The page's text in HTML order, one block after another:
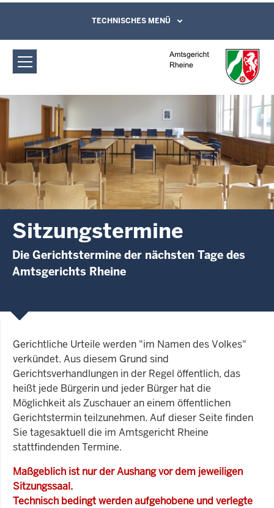
Amtsgericht Rheine: Sitzungstermine
Direkt zum Inhalt
Leichte Sprache, Gebärdensprachenvideo
und Kontaktformular
TECHNISCHES MENÜ
Sitzungstermine
Die Gerichtstermine der nächsten Tage des
Amtsgerichts Rheine
Gerichtliche Urteile werden "im Namen des Volkes"
verkündet. Aus diesem Grund sind
Gerichtsverhandlungen in der Regel öffentlich, das
heißt jede Bürgerin und jeder Bürger hat die
Möglichkeit als Zuschauer an einem öffentlichen
Gerichtstermin teilzunehmen. Auf dieser Seite finden
Sie tagesaktuell die im Amtsgericht Rheine
stattfindenden Termine.
Maßgeblich ist nur der Aushang vor dem jeweiligen
Sitzungssaal.
Technisch bedingt werden aufgehobene und verlegte